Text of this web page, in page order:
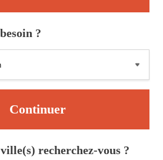
?
Continuer
recherchez-vous ?